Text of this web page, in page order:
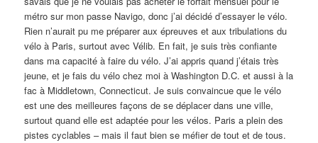
métro sur mon passe Navigo, donc j’ai décidé d’essayer le vélo.
Rien n’aurait pu me préparer aux épreuves et aux tribulations du
vélo à Paris, surtout avec Vélib. En fait, je suis très confiante
dans ma capacité à faire du vélo. J’ai appris quand j’étais très
jeune, et je fais du vélo chez moi à Washington D.C. et aussi à la
fac à Middletown, Connecticut. Je suis convaincue que le vélo
est une des meilleures façons de se déplacer dans une ville,
surtout quand elle est adaptée pour les vélos. Paris a plein des
pistes cyclables – mais il faut bien se méfier de tout et de tous.